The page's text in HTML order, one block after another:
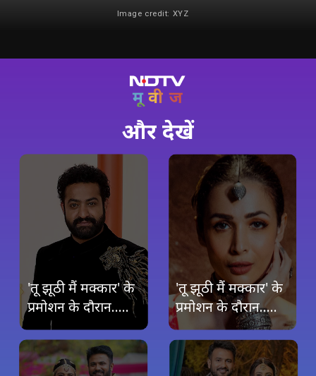
Image credit: XYZ
और देखें
'तू झूठी मैं मक्कार' के
प्रमोशन के दौरान.....
'तू झूठी मैं मक्कार' के
प्रमोशन के दौरान.....